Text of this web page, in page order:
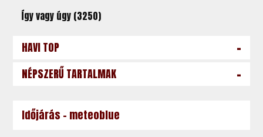
Így vagy úgy (3250)
HAVI TOP -
NÉPSZERŰ TARTALMAK -
Időjárás - meteoblue